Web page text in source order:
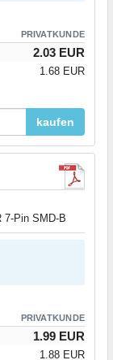
PRIVATKUNDE
2.03 EUR
1.68 EUR
kaufen
7-Pin SMD-B
PRIVATKUNDE
1.99 EUR
1.88 EUR